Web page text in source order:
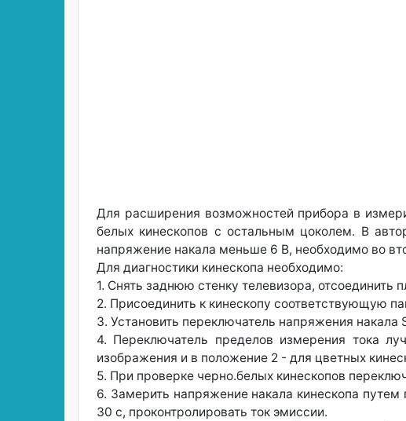
Для расширения возможностей прибора в
белых кинескопов с остальным цоколем. В
напряжение накала меньше 6 В, необходимо во
Для диагностики кинескопа необходимо:
1. Снять заднюю стенку телевизора, отсоединить
2. Присоединить к кинескопу соответствующую
3. Установить переключатель напряжения
4. Переключатель пределов измерения тока
изображения и в положение 2 - для цветных
5. При проверке черно.белых кинескопов
6. Замерить напряжение накала кинескопа
30 с, проконтролировать ток эмиссии.